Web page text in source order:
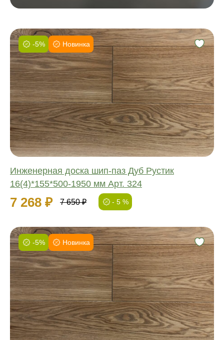
-5% Новинка
Инженерная доска шип-паз Дуб Рустик
16(4)*155*500-1950 мм Арт. 324
7 268 ₽ 7 650 ₽ - 5 %
Фаска:
Соединение:
Обработка:
Длина:
Ширина:
Толщина:
-5% Новинка
Фаска:
Соединение:
Обработка:
Длина:
Ширина:
Толщина: